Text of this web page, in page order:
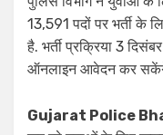
13,591 पदों पर भर्ती के
है. भर्ती प्रक्रिया 3
ऑनलाइन आवेदन कर
Gujarat Police